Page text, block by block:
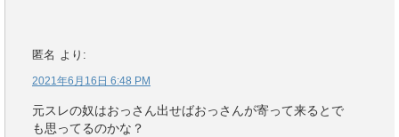
匿名 より:
2021年6月16日 6:48 PM
元スレの奴はおっさん出せばおっさんが寄って来るとで
も思ってるのかな？